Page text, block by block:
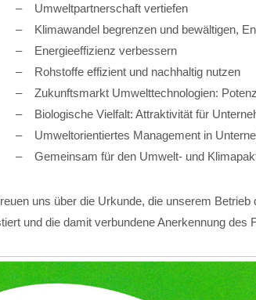
Umweltpartnerschaft vertiefen
Klimawandel begrenzen und bewältigen,
Energieeffizienz verbessern
Rohstoffe effizient und nachhaltig nutzen
Zukunftsmarkt Umwelttechnologien:
Biologische Vielfalt: Attraktivität für
Umweltorientiertes Management in
Gemeinsam für den Umwelt- und
uns über die Urkunde, die unserem
und die damit verbundene Anerkennung des